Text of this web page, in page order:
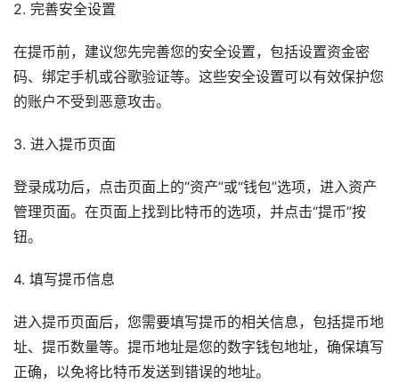
2. 完善安全设置
在提币前，建议您先完善您的安全设置，包括设置资金密
码、绑定手机或谷歌验证等。这些安全设置可以有效保护您
的账户不受到恶意攻击。
3. 进入提币页面
登录成功后，点击页面上的“资产”或“钱包”选项，进入资产
管理页面。在页面上找到比特币的选项，并点击“提币”按
钮。
4. 填写提币信息
进入提币页面后，您需要填写提币的相关信息，包括提币地
址、提币数量等。提币地址是您的数字钱包地址，确保填写
正确，以免将比特币发送到错误的地址。